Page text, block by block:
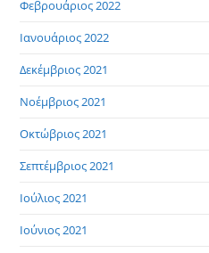
Φεβρουάριος 2022
Ιανουάριος 2022
Δεκέμβριος 2021
Νοέμβριος 2021
Οκτώβριος 2021
Σεπτέμβριος 2021
Ιούλιος 2021
Ιούνιος 2021